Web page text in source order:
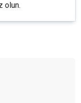
olun.